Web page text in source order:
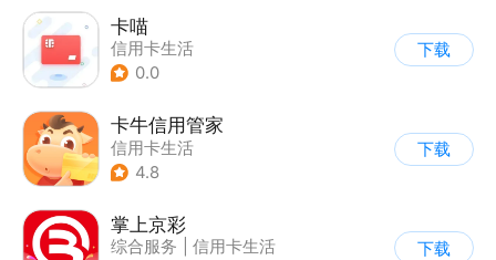
卡喵
信用卡生活
0.0
下载
卡牛信用管家
信用卡生活
4.8
下载
掌上京彩
综合服务
信用卡生活
下载